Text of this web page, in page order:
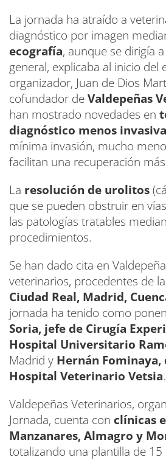
La jornada ha atraído a
diagnóstico por imagen
ecografía, aunque se dirigía
general, explicaba al inicio del
organizador, Juan de Dios
cofundador deValdepeñas
han mostrado novedades en
diagnóstico menos
mínima invasión, mucho
facilitan una recuperación
La resolución de urolitos
que se pueden obstruir en
las patologías tratables
procedimientos.
Se han dado cita en
veterinarios, procedentes de
Ciudad Real, Madrid,
jornada ha tenido como
Soria, jefe de Cirugía
Hospital Universitario
Madrid y Hernán
Hospital Veterinario Vetsia.
Valdepeñas Veterinarios,
Jornada, cuenta con clínicas
Manzanares, Almagro y
totalizando una plantilla de 15